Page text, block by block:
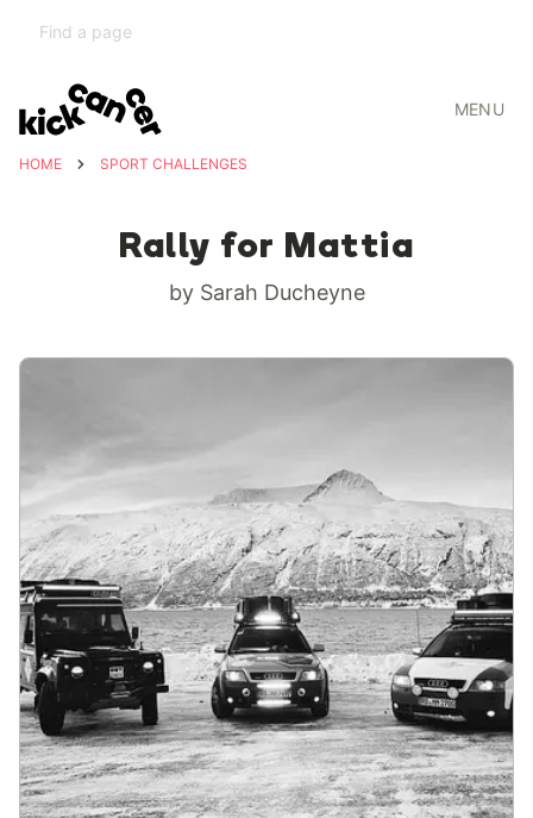
MENU
HOME SPORT CHALLENGES
Rally for Mattia
by Sarah Ducheyne